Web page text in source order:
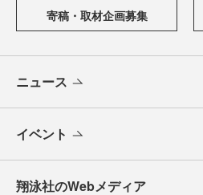
寄稿・取材企画募集
ニュース
イベント
翔泳社のWebメディア